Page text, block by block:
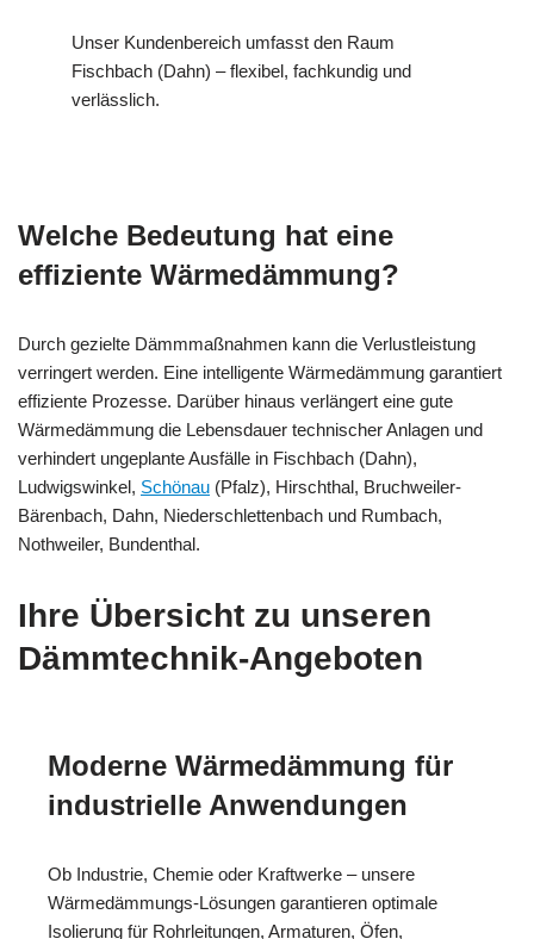
Unser Kundenbereich umfasst den Raum
Fischbach (Dahn) – flexibel, fachkundig und
verlässlich.
Welche Bedeutung hat eine
effiziente Wärmedämmung?
Durch gezielte Dämmmaßnahmen kann die Verlustleistung
verringert werden. Eine intelligente Wärmedämmung garantiert
effiziente Prozesse. Darüber hinaus verlängert eine gute
Wärmedämmung die Lebensdauer technischer Anlagen und
verhindert ungeplante Ausfälle in Fischbach (Dahn),
Ludwigswinkel, Schönau (Pfalz), Hirschthal, Bruchweiler-
Bärenbach, Dahn, Niederschlettenbach und Rumbach,
Nothweiler, Bundenthal.
Ihre Übersicht zu unseren
Dämmtechnik-Angeboten
Moderne Wärmedämmung für
industrielle Anwendungen
Ob Industrie, Chemie oder Kraftwerke – unsere
Wärmedämmungs-Lösungen garantieren optimale
Isolierung für Rohrleitungen, Armaturen, Öfen,